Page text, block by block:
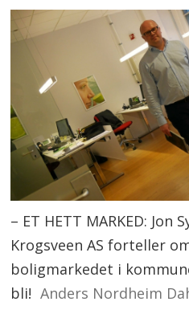
– ET HETT MARKED: Jon
Krogsveen AS forteller
boligmarkedet i
bli! Anders Nordheim